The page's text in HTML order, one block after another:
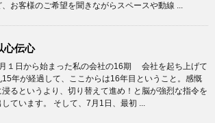
、お客様のご希望を聞きながらスペースや動線 ...
心伝心
１日から始まった私の会社の16期 会社を起ち上げて
15年が経過して、ここからは16年目ということ。感慨
浸るというより、切り替えて進め！と脳が強烈な指令を
しています。 そして、7月1日、最初 ...